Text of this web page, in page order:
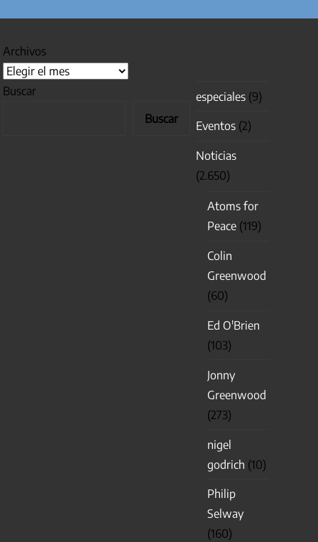
Archivos
Buscar
Buscar
especiales (9)
Eventos (2)
Noticias
(2.650)
Atoms for
Peace (119)
Colin
Greenwood
(60)
Ed O'Brien
(103)
Jonny
Greenwood
(273)
nigel
godrich (10)
Philip
Selway
(160)